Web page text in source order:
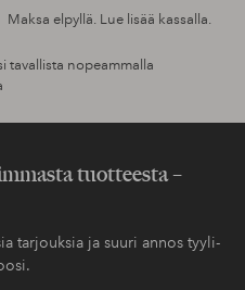
Maksa elpyllä. Lue lisää kassalla.
tavallista nopeammalla
tuotteesta –
tarjouksia ja suuri annos tyyli-